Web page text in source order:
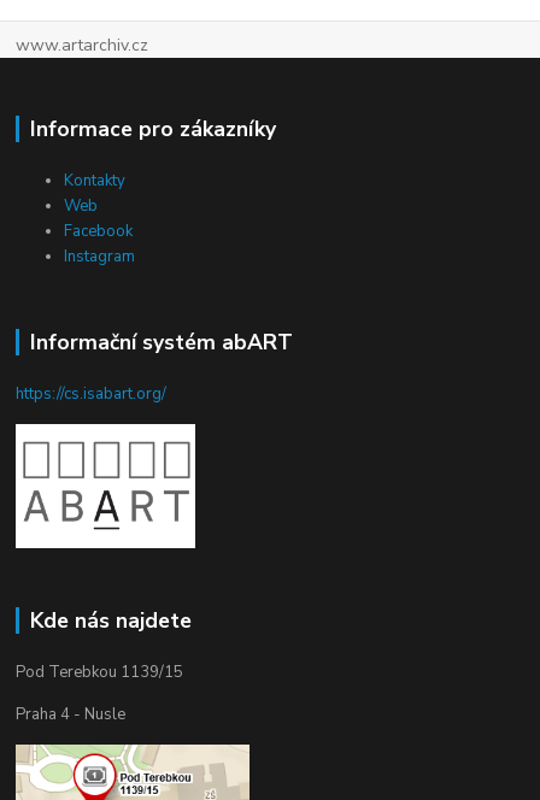
www.artarchiv.cz
Informace pro zákazníky
Kontakty
Web
Facebook
Instagram
Informační systém abART
https://cs.isabart.org/
Kde nás najdete
Pod Terebkou 1139/15
Praha 4 - Nusle